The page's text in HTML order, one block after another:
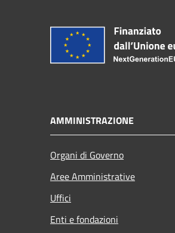
AMMINISTRAZIONE
Organi di Governo
Aree Amministrative
Uffici
Enti e fondazioni